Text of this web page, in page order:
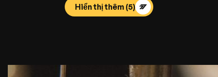
Hiển thị thêm (5)